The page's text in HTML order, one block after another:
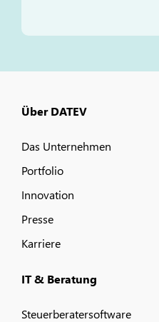
Über DATEV
Das Unternehmen
Portfolio
Innovation
Presse
Karriere
IT & Beratung
Steuerberatersoftware